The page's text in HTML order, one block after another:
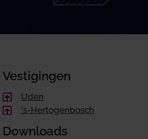
Vestigingen
Uden
's-Hertogenbosch
Downloads